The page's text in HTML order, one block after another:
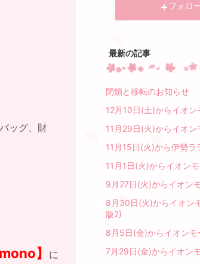
ッグ、財
】
に
フォロ
最新の記事
閉鎖と移転のお知らせ
12月10日(土)からイオ
11月29日(火)からイオン
11月15日(火)から伊勢ラ
11月1日(火)からイオン
9月27日(火)からイオン
8月30日(火)からイオン
版2)
8月5日(金)からイオンモ
7月29日(金)からイオン